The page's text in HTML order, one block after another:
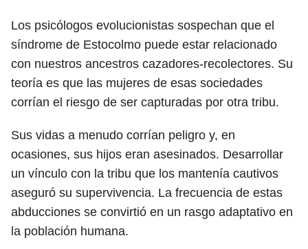
Los psicólogos evolucionistas sospechan que el
síndrome de Estocolmo puede estar relacionado
con nuestros ancestros cazadores-recolectores. Su
teoría es que las mujeres de esas sociedades
corrían el riesgo de ser capturadas por otra tribu.
Sus vidas a menudo corrían peligro y, en
ocasiones, sus hijos eran asesinados. Desarrollar
un vínculo con la tribu que los mantenía cautivos
aseguró su supervivencia. La frecuencia de estas
abducciones se convirtió en un rasgo adaptativo en
la población humana.